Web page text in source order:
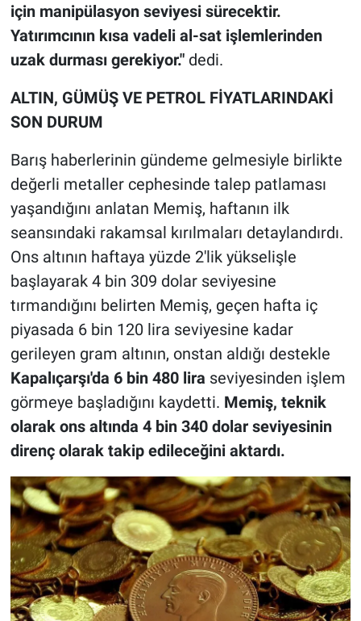
için manipülasyon seviyesi sürecektir.
Yatırımcının kısa vadeli al-sat işlemlerinden
uzak durması gerekiyor." dedi.
ALTIN, GÜMÜŞ VE PETROL FİYATLARINDAKİ
SON DURUM
Barış haberlerinin gündeme gelmesiyle birlikte
değerli metaller cephesinde talep patlaması
yaşandığını anlatan Memiş, haftanın ilk
seansındaki rakamsal kırılmaları detaylandırdı.
Ons altının haftaya yüzde 2'lik yükselişle
başlayarak 4 bin 309 dolar seviyesine
tırmandığını belirten Memiş, geçen hafta iç
piyasada 6 bin 120 lira seviyesine kadar
gerileyen gram altının, onstan aldığı destekle
Kapalıçarşı'da 6 bin 480 lira seviyesinden işlem
görmeye başladığını kaydetti. Memiş, teknik
olarak ons altında 4 bin 340 dolar seviyesinin
direnç olarak takip edileceğini aktardı.